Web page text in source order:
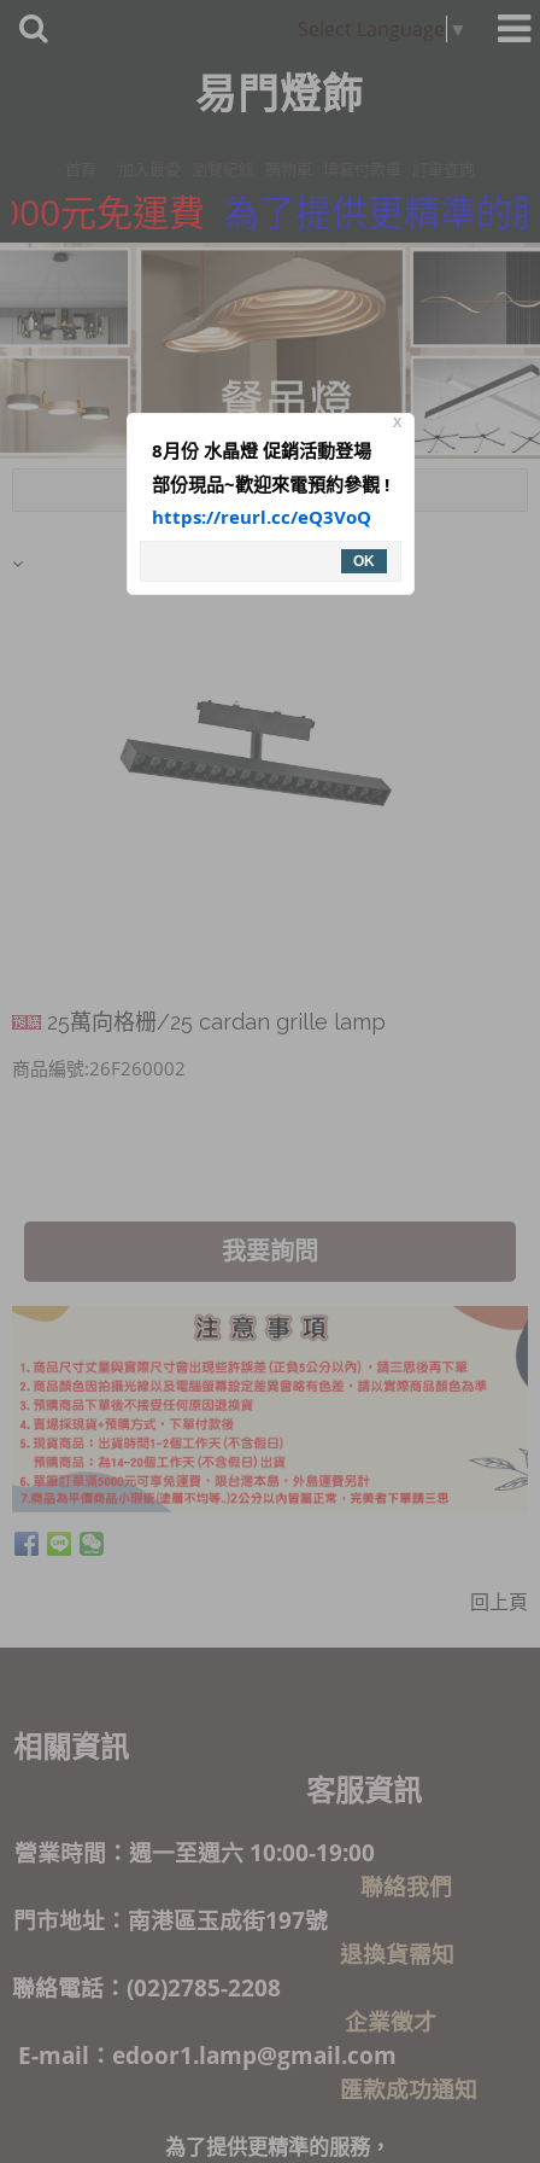
▼
易門燈飾
元免運費 為了提供更精準的
Menu
25萬向格栅/25 cardan grille lamp
商品編號:26F260002
我要詢問
回上頁
相關資訊
客服資訊
營業時間：週一至週六 10:00-19:00
聯絡我們
門市地址：南港區玉成街197號
退換貨需知
聯絡電話：(02)2785-2208
企業徵才
E-mail：edoor1.lamp@gmail.com
匯款成功通知
為了提供更精準的服務，
X
8月份 水晶燈 促銷活動登場
部份現品~歡迎來電預約參觀 !
https://reurl.cc/eQ3VoQ
OK